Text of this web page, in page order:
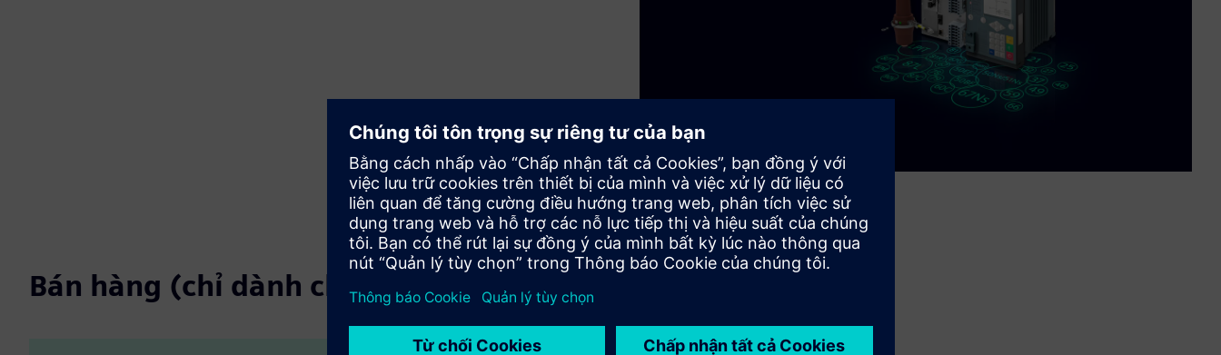
Bán hàng (chỉ dành cho nhân viên Siemens)